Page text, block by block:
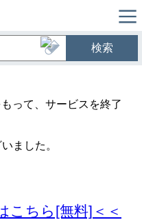
検索
って、サービスを終了
ました。
こちら[無料]＜＜